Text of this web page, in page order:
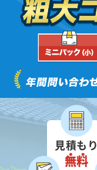
見積もり
無料